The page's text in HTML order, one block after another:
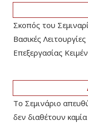
Σκοπός του
Βασικές
Επεξεργασίας
Το Σεμινάριο
δεν διαθέτουν